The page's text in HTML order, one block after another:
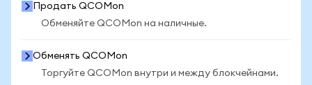
Продать QCOMon
Обменяйте QCOMon на наличные.
Обменять QCOMon
Торгуйте QCOMon внутри и между блокчейнами.